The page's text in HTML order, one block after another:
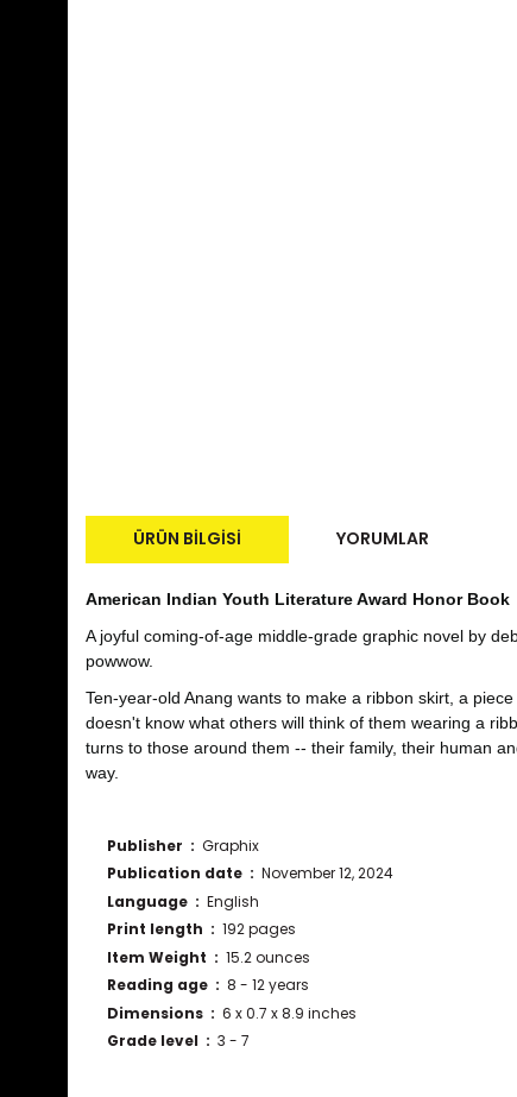
ÜRÜN BILGISI YORUMLAR
American Indian Youth Literature Award Honor Book
A joyful coming-of-age middle-grade graphic novel by
powwow.
Ten-year-old Anang wants to make a ribbon skirt, a
doesn't know what others will think of them wearing a
turns to those around them -- their family, their human
way.
Publisher ‏ : ‎ Graphix
Publication date ‏ : ‎ November 12, 2024
Language ‏ : ‎ English
Print length ‏ : ‎ 192 pages
Item Weight ‏ : ‎ 15.2 ounces
Reading age ‏ : ‎ 8 - 12 years
Dimensions ‏ : ‎ 6 x 0.7 x 8.9 inches
Grade level ‏ : ‎ 3 - 7